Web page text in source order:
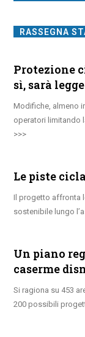
RASSEGNA
Protezione
sì, sarà
Modifiche, almeno
operatori limitando
Le piste
Il progetto affronta
sostenibile lungo
Un piano
caserme
Si ragiona su 453
200 possibili